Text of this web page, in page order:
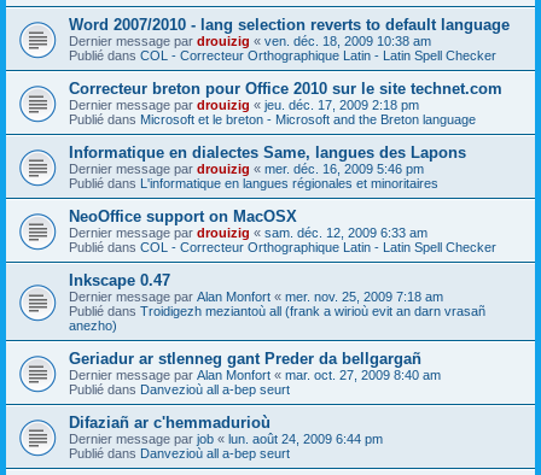
Word 2007/2010 - lang selection reverts to default language
Dernier message par drouizig « ven. déc. 18, 2009 10:38 am
Publié dans COL - Correcteur Orthographique Latin - Latin Spell Checker
Correcteur breton pour Office 2010 sur le site technet.com
Dernier message par drouizig « jeu. déc. 17, 2009 2:18 pm
Publié dans Microsoft et le breton - Microsoft and the Breton language
Informatique en dialectes Same, langues des Lapons
Dernier message par drouizig « mer. déc. 16, 2009 5:46 pm
Publié dans L'informatique en langues régionales et minoritaires
NeoOffice support on MacOSX
Dernier message par drouizig « sam. déc. 12, 2009 6:33 am
Publié dans COL - Correcteur Orthographique Latin - Latin Spell Checker
Inkscape 0.47
Dernier message par Alan Monfort « mer. nov. 25, 2009 7:18 am
Publié dans Troidigezh meziantoù all (frank a wirioù evit an darn vrasañ
anezho)
Geriadur ar stlenneg gant Preder da bellgargañ
Dernier message par Alan Monfort « mar. oct. 27, 2009 8:40 am
Publié dans Danvezioù all a-bep seurt
Difaziañ ar c'hemmadurioù
Dernier message par job « lun. août 24, 2009 6:44 pm
Publié dans Danvezioù all a-bep seurt